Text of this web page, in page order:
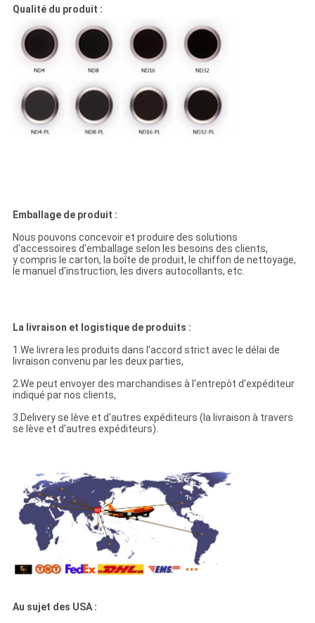
Qualité du produit :
Emballage de produit :
Nous pouvons concevoir et produire des solutions
d'accessoires d'emballage selon les besoins des clients,
y compris le carton, la boîte de produit, le chiffon de nettoyage,
le manuel d'instruction, les divers autocollants, etc.
La livraison et logistique de produits :
1.We livrera les produits dans l'accord strict avec le délai de
livraison convenu par les deux parties,
2.We peut envoyer des marchandises à l'entrepôt d'expéditeur
indiqué par nos clients,
3.Delivery se lève et d'autres expéditeurs (la livraison à travers
se lève et d'autres expéditeurs).
Au sujet des USA :